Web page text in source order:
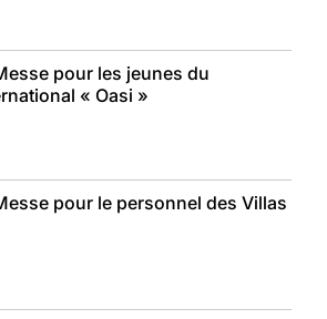
pour les jeunes du
« Oasi »
pour le personnel des Villas